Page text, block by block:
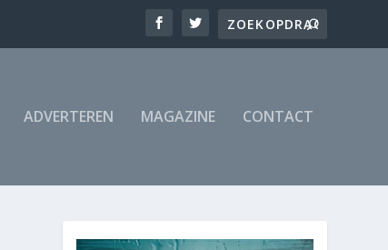
ADVERTEREN MAGAZINE CONTACT